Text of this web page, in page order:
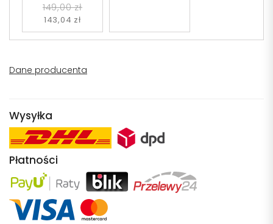
149,00 zł
143,04 zł
Dane producenta
Wysyłka
Płatności